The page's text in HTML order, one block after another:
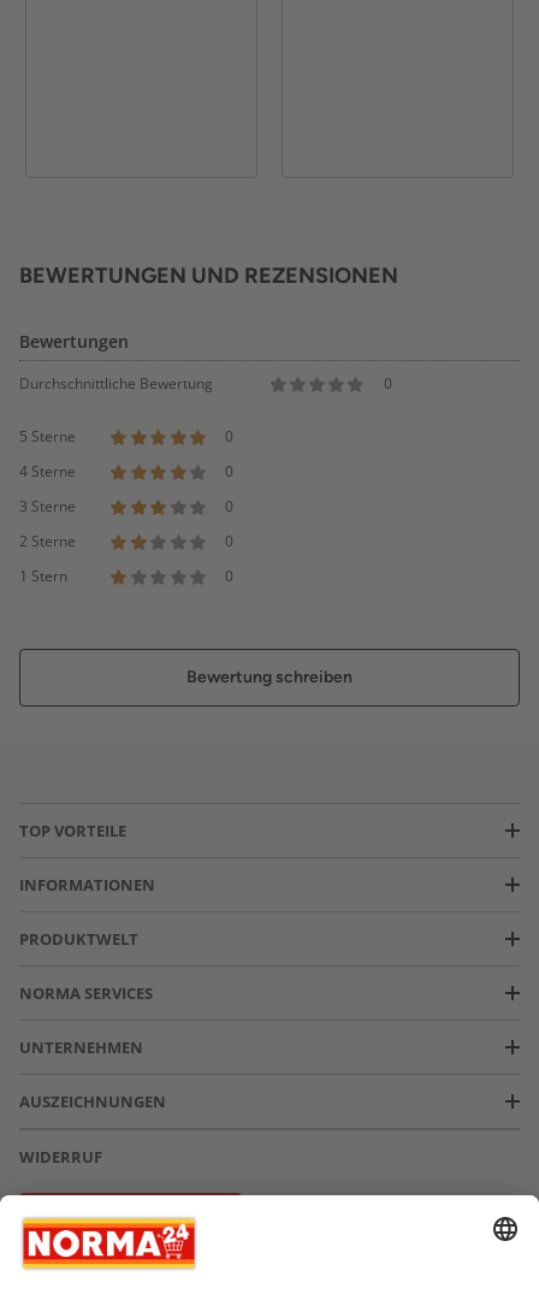
BEWERTUNGEN UND REZENSIONEN
Bewertungen
Durchschnittliche Bewertung 0
5 Sterne
0
4 Sterne
0
3 Sterne
0
2 Sterne
0
1 Stern
0
Bewertung schreiben
TOP VORTEILE
INFORMATIONEN
PRODUKTWELT
NORMA SERVICES
UNTERNEHMEN
AUSZEICHNUNGEN
WIDERRUF
Vertrag widerrufen